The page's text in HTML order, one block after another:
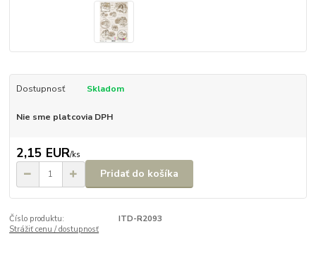
Dostupnosť Skladom
Nie sme platcovia DPH
2,15 EUR/ks
Pridať do košíka
Číslo produktu:
ITD-R2093
Strážiť cenu / dostupnosť